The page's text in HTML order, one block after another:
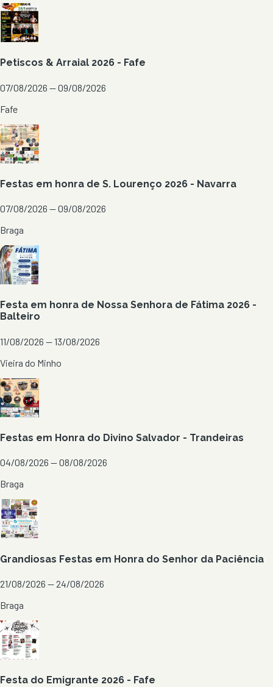
Petiscos & Arraial 2026 - Fafe
07/08/2026 — 09/08/2026
Fafe
Festas em honra de S. Lourenço 2026 - Navarra
07/08/2026 — 09/08/2026
Braga
Festa em honra de Nossa Senhora de Fátima 2026 -
Balteiro
11/08/2026 — 13/08/2026
Vieira do Minho
Festas em Honra do Divino Salvador - Trandeiras
04/08/2026 — 08/08/2026
Braga
Grandiosas Festas em Honra do Senhor da Paciência
21/08/2026 — 24/08/2026
Braga
Festa do Emigrante 2026 - Fafe